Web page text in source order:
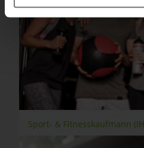
Sport- & Fitnesskaufmann